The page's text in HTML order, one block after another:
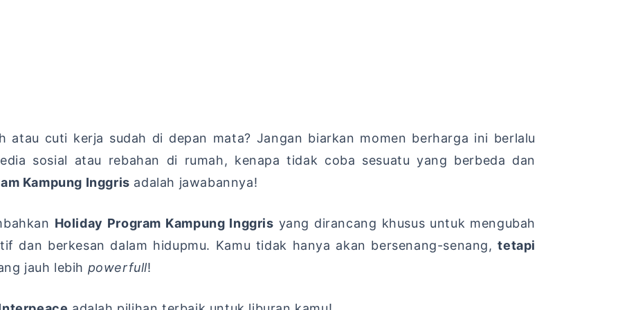
atau cuti kerja sudah di depan mata? Jangan biarkan momen berharga ini berlalu
sosial atau rebahan di rumah, kenapa tidak coba sesuatu yang berbeda dan
Kampung Inggris adalah jawabannya!
Holiday Program Kampung Inggris yang dirancang khusus untuk mengubah
dan berkesan dalam hidupmu. Kamu tidak hanya akan bersenang-senang,tetapi
jauh lebih powerfull!